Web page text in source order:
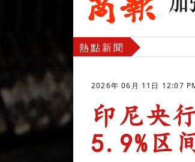
熱點新聞
2026年 06月 11日 12:07
印尼央
5.9%区